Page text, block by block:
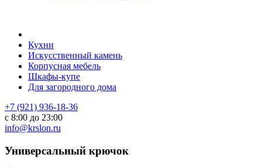
Кухни
Искусственный камень
Корпусная мебель
Шкафы-купе
Для загородного дома
+7 (921) 936-18-36
с 8:00 до 23:00
info@krslon.ru
Универсальный крючок